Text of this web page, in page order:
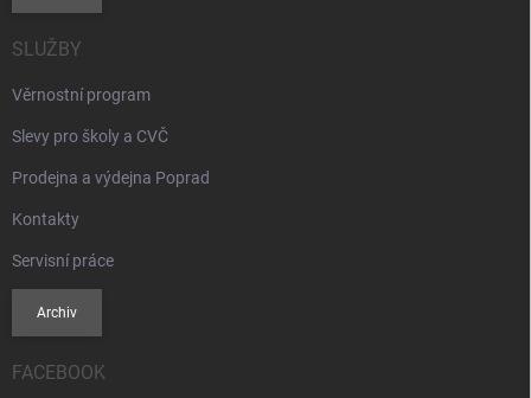
SLUŽBY
Věrnostní program
Slevy pro školy a CVČ
Prodejna a výdejna Poprad
Kontakty
Servisní práce
Archiv
FACEBOOK